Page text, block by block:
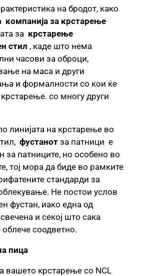
на бродот, како
компанија за крстарење
за крстарење
стил , каде што нема
часови за оброци,
на маса и други
и формалности со кои ќе
со многу други
линијата на крстарење во
фустанот за патници е
за патниците, но особено во
тој мора да биде во рамките
стандарди за
Не постои услов
фустан, иако една од
и секој што сака
соодветно.
пица
вашето крстарење со NCL